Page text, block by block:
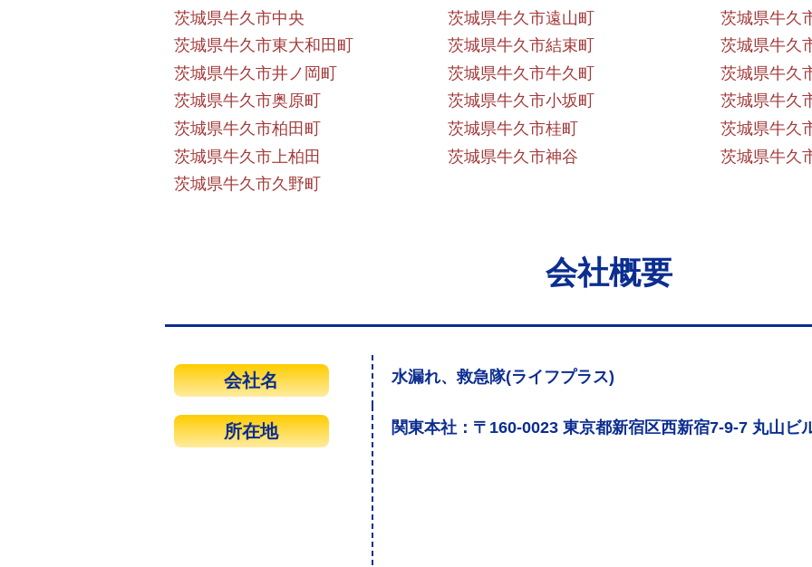
茨城県牛久市中央
茨城県牛久市遠山町
茨城県牛久
茨城県牛久市東大和田町
茨城県牛久市結束町
茨城県牛久
茨城県牛久市井ノ岡町
茨城県牛久市牛久町
茨城県牛久
茨城県牛久市奥原町
茨城県牛久市小坂町
茨城県牛久
茨城県牛久市柏田町
茨城県牛久市桂町
茨城県牛久
茨城県牛久市上柏田
茨城県牛久市神谷
茨城県牛久
茨城県牛久市久野町
会社概要
会社名 水漏れ、救急隊(ライフプラス)
所在地 関東本社：〒160-0023 東京都新宿区西新宿7-9-7 丸山ビ